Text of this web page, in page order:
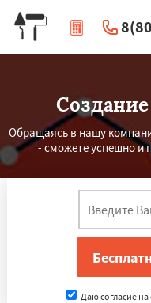
|
Обращаясь в нашу
- сможете успешно и
Даю согласие